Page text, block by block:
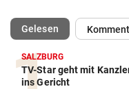
Gelesen(ausgewählt)
SALZBURG
TV-Star geht mit
ins Gericht